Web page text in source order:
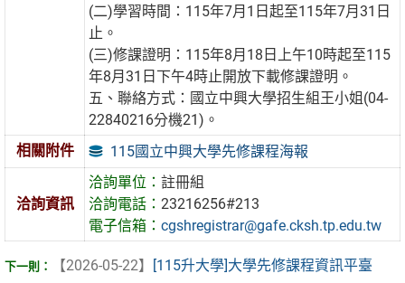
(二)學習時間：115年7月1日起至115年7月31日
止。
(三)修課證明：115年8月18日上午10時起至115
年8月31日下午4時止開放下載修課證明。
五、聯絡方式：國立中興大學招生組王小姐(04-
22840216分機21)。
相關附件
115國立中興大學先修課程海報
洽詢資訊
洽詢單位：註冊組
洽詢電話：23216256#213
電子信箱：cgshregistrar@gafe.cksh.tp.edu.tw
【2026-05-22】
[115升大學]大學先修課程資訊平臺